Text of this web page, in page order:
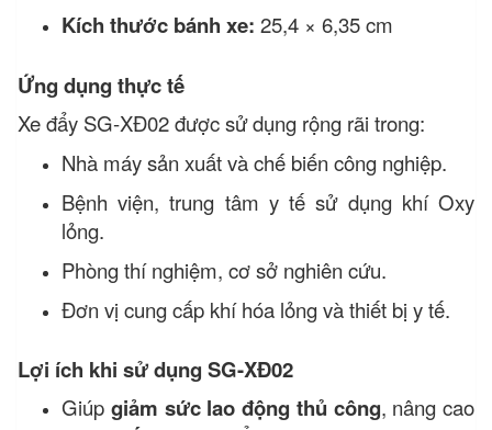
Kích thước bánh xe: 25,4 × 6,35 cm
Ứng dụng thực tế
Xe đẩy SG-XĐ02 được sử dụng rộng rãi trong:
Nhà máy sản xuất và chế biến công nghiệp.
Bệnh viện, trung tâm y tế sử dụng khí Oxy
lỏng.
Phòng thí nghiệm, cơ sở nghiên cứu.
Đơn vị cung cấp khí hóa lỏng và thiết bị y tế.
Lợi ích khi sử dụng SG-XĐ02
Giúp giảm sức lao động thủ công, nâng cao